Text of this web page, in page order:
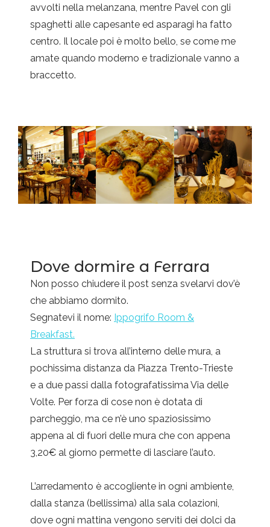
avvolti nella melanzana, mentre Pavel con gli
spaghetti alle capesante ed asparagi ha fatto
centro. Il locale poi è molto bello, se come me
amate quando moderno e tradizionale vanno a
braccetto.
Dove dormire a Ferrara
Non posso chiudere il post senza svelarvi dov’è
che abbiamo dormito.
Segnatevi il nome: Ippogrifo Room &
Breakfast.
La struttura si trova all’interno delle mura, a
pochissima distanza da Piazza Trento-Trieste
e a due passi dalla fotografatissima Via delle
Volte. Per forza di cose non è dotata di
parcheggio, ma ce n’è uno spaziosissimo
appena al di fuori delle mura che con appena
3,20€ al giorno permette di lasciare l’auto.
L’arredamento è accogliente in ogni ambiente,
dalla stanza (bellissima) alla sala colazioni,
dove ogni mattina vengono serviti dei dolci da